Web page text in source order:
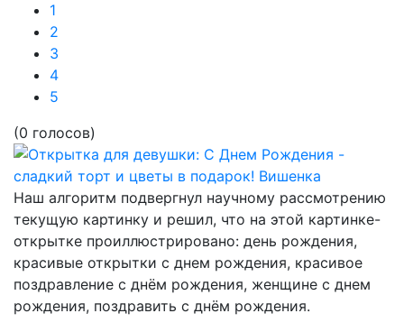
1
2
3
4
5
(0 голосов)
Наш алгоритм подвергнул научному рассмотрению
текущую картинку и решил, что на этой картинке-
открытке проиллюстрировано: день рождения,
красивые открытки с днем рождения, красивое
поздравление с днём рождения, женщине с днем
рождения, поздравить с днём рождения.